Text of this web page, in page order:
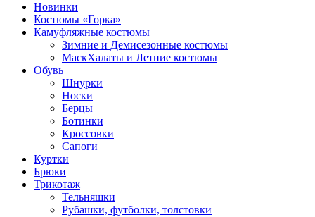
Новинки
Костюмы «Горка»
Камуфляжные костюмы
Зимние и Демисезонные костюмы
МаскХалаты и Летние костюмы
Обувь
Шнурки
Носки
Берцы
Ботинки
Кроссовки
Сапоги
Куртки
Брюки
Трикотаж
Тельняшки
Рубашки, футболки, толстовки